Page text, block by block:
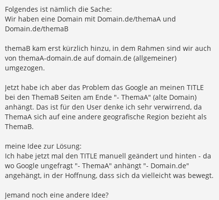
Folgendes ist nämlich die Sache:
Wir haben eine Domain mit Domain.de/themaA und
Domain.de/themaB
themaB kam erst kürzlich hinzu, in dem Rahmen sind wir auch
von themaA-domain.de auf domain.de (allgemeiner)
umgezogen.
Jetzt habe ich aber das Problem das Google an meinen TITLE
bei den ThemaB Seiten am Ende "- ThemaA" (alte Domain)
anhängt. Das ist für den User denke ich sehr verwirrend, da
ThemaA sich auf eine andere geografische Region bezieht als
ThemaB.
meine Idee zur Lösung:
Ich habe jetzt mal den TITLE manuell geändert und hinten - da
wo Google ungefragt "- ThemaA" anhängt "- Domain.de"
angehängt, in der Hoffnung, dass sich da vielleicht was bewegt.
Jemand noch eine andere Idee?